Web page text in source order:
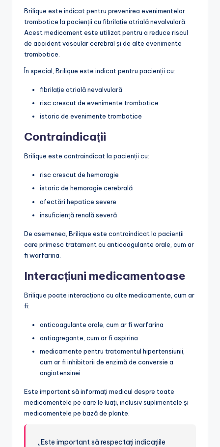
Brilique este indicat pentru prevenirea evenimentelor
trombotice la pacienții cu fibrilație atrială nevalvulară.
Acest medicament este utilizat pentru a reduce riscul
de accident vascular cerebral și de alte evenimente
trombotice.
În special, Brilique este indicat pentru pacienții cu:
fibrilație atrială nevalvulară
risc crescut de evenimente trombotice
istoric de evenimente trombotice
Contraindicații
Brilique este contraindicat la pacienții cu:
risc crescut de hemoragie
istoric de hemoragie cerebrală
afectări hepatice severe
insuficiență renală severă
De asemenea, Brilique este contraindicat la pacienții
care primesc tratament cu anticoagulante orale, cum ar
fi warfarina.
Interacțiuni medicamentoase
Brilique poate interacționa cu alte medicamente, cum ar
fi:
anticoagulante orale, cum ar fi warfarina
antiagregante, cum ar fi aspirina
medicamente pentru tratamentul hipertensiunii,
cum ar fi inhibitorii de enzimă de conversie a
angiotensinei
Este important să informați medicul despre toate
medicamentele pe care le luați, inclusiv suplimentele și
medicamentele pe bază de plante.
„Este important să respectați indicațiile